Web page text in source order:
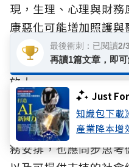
Just
知識包下載
產業降本增
現，生理、心理與財
康惡化可能增加照護
加重心理負擔。同時
資訊與支持的人際網
放大。
因此，退休準備不應
防禦，而應提早啟動
務安排，也應同步思考
最後衝刺：已閱讀2/
再讀1篇文章，即可